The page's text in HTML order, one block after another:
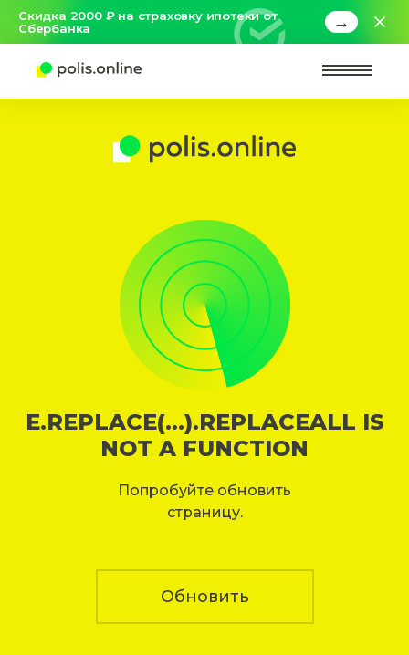
Скидка 2000 ₽ на страховку ипотеки от
Сбербанка
→
E.REPLACE(...).REPLACEALL IS
NOT A FUNCTION
Попробуйте обновить
страницу.
Обновить